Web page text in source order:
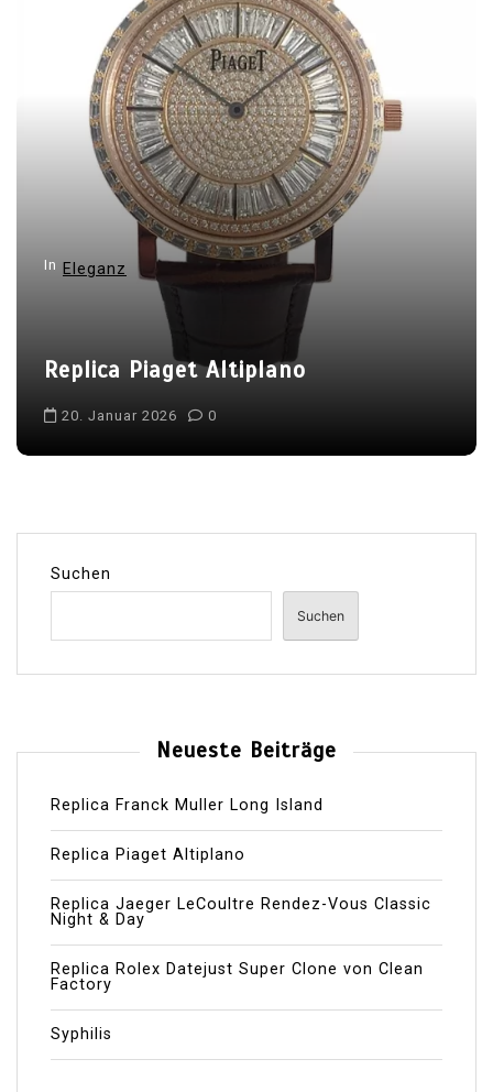
In Eleganz
Replica Piaget Altiplano
20. Januar 2026 0
Suchen
Suchen
Neueste Beiträge
Replica Franck Muller Long Island
Replica Piaget Altiplano
Replica Jaeger LeCoultre Rendez-Vous Classic
Night & Day
Replica Rolex Datejust Super Clone von Clean
Factory
Syphilis